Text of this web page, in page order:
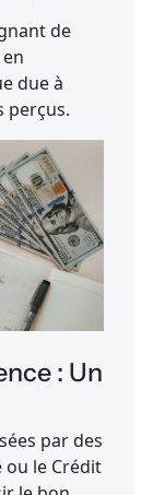
de
due à
perçus.
: Un
par des
ou le Crédit